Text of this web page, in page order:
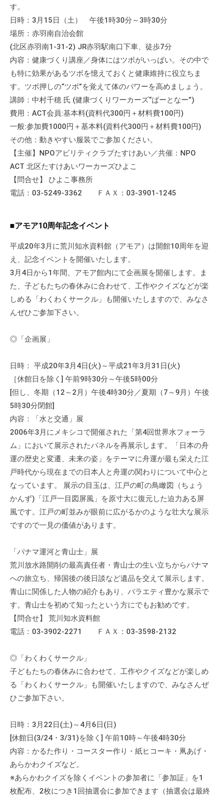
出
な
ど
の
事
業
こ
な
て
い
ま
す
。
は
北
ぴ
あ
1
1
階
す
す。
日時：3月15日（土） 午後1時30分～3時30分
場所：赤羽南自治会館
(北区赤羽南1-31-2) JR赤羽駅南口下車、徒歩7分
内容：健康づくり講座／身体にはツボがいっぱい。その中で
も特に効果があるツボを憶えておくと健康維持に役立ちま
す。ツボ押しの“ツボ”を覚えて体のパワーを高めましょう。
講師：中村千穂 氏 (健康づくりワーカーズ“ぱーとなー”)
費用：ACT会員:基本料(資料代300円＋材料費100円)
一般:参加費1000円＋基本料(資料代300円＋材料費100円)
その他：動きやすい服装でご参加ください。
【主催】NPOアビリティクラブたすけあい／共催：NPO
ACT 北区たすけあいワーカーズひよこ
【問合せ】 ひよこ事務所
電話：03-5249-3362 ＦＡＸ：03-3901-1245
■アモア10周年記念イベント
平成20年3月に荒川知水資料館（アモア）は開館10周年を迎
え、記念イベントを開催いたします。
3月4日から1年間、アモア館内にて企画展を開催します。ま
た、子どもたちの春休みに合わせて、工作やクイズなどが楽
しめる「わくわくサークル」も開催いたしますので、みなさ
んぜひご参加下さい。
◎「企画展」
日時： 平成20年3月4日(火)～平成21年3月31日(火)
［休館日を除く] 午前9時30分～午後5時00分
[但し、冬期（12～2月）午後4時30分／夏期（7～9月）午後
5時30分閉館]
内容：「水と交通」展
2006年3月にメキシコで開催された「第4回世界水フォーラ
ム」において展示されたパネルを再展示します。「日本の舟
運の歴史と変遷、未来の姿」をテーマに舟運が最も栄えた江
戸時代から現在までの日本人と舟運の関わりについて中心と
なっています。 展示の目玉は、江戸の町の鳥瞰図（ちょう
かんず)「江戸一目図屏風」を原寸大に復元した迫力ある屏
風です。江戸の町並みが眼前に広がるかのような壮大な展示
ですので一見の価値があります。
「パナマ運河と青山士」展
荒川放水路開削の最高責任者・青山士の生い立ちからパナマ
への旅立ち、帰国後の後日談など遺品を交えて展示します。
青山に関係した人物の紹介もあり、バラエティ豊かな展示で
す。青山士を初めて知ったという方にでもお勧めです。
【問合せ】 荒川知水資料館
電話：03-3902-2271 ＦＡＸ：03-3598-2132
◎「わくわくサークル」
子どもたちの春休みに合わせて、工作やクイズなどが楽しめ
る「わくわくサークル」も開催いたしますので、みなさんぜ
ひご参加下さい。
日時：3月22日(土)～4月6日(日)
[休館日(3/24・3/31)を除く] 午前10時～午後4時30分
内容：かるた作り・コースター作り・紙ヒコーキ・凧あげ・
あらかわクイズなど。
※あらかわクイズを除くイベントの参加者に「参加証」を1
枚配布、2枚につき1回抽選会に参加できます（抽選会は最終